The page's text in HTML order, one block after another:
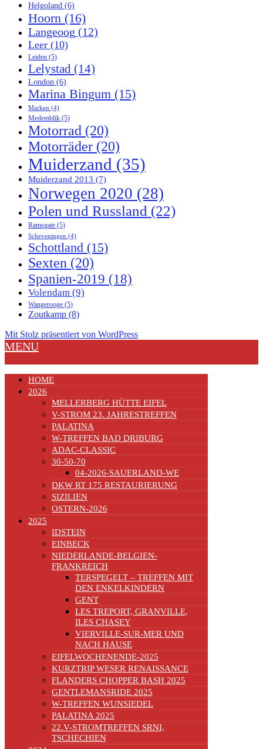
Helgoland (6)
Hoorn (16)
Langeoog (12)
Leer (10)
Leiden (5)
Lelystad (14)
London (6)
Marina Bingum (15)
Marken (4)
Medemblik (5)
Motorrad (20)
Motorräder (20)
Muiderzand (35)
Muiderzand 2013 (7)
Norwegen 2020 (28)
Polen und Russland (22)
Ramsgate (5)
Scheveningen (4)
Schottland (15)
Sexten (20)
Spanien-2019 (18)
Volendam (9)
Wangerooge (5)
Zoutkamp (8)
Mit Stolz präsentiert von WordPress
MENU
HOME
2026
MELLERBERG HÜTTE EIFEL
V-STROM 23. JAHRESTREFFEN
PALATINA
W-TREFFEN BAD DRIBURG
ADAC-CLASSIC
30-50-70
04-2026-SAUERLAND-WE
DKW RT 175 RESTAURIERUNG
SIZILIEN
OSTERN-2026
2025
IDSTEIN
EINBECK
NIEDERLANDE-BELGIEN-
FRANKREICH
TERSPEGELT – TREFFEN MIT
DEN ENKELKINDERN
GENT
LES TREPORT, GRANVILLE,
ILES CHASEY
VIERVILLE-SUR-MER UND
NACH HAUSE
EIFELWOCHENENDE-2025
KURZTRIP WESER RENAISSANCE
FLANDERS CHOPPER BASH 2025
GENTLEMANSRIDE 2025
W-TREFFEN WUNSIEDEL
PALATINA 2025
22.V-STROMTREFFEN SRNI,
TSCHECHIEN